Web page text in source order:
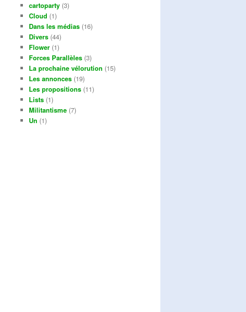
cartoparty (3)
Cloud (1)
Dans les médias (16)
Divers (44)
Flower (1)
Forces Parallèles (3)
La prochaine vélorution (15)
Les annonces (19)
Les propositions (11)
Lists (1)
Militantisme (7)
Un (1)